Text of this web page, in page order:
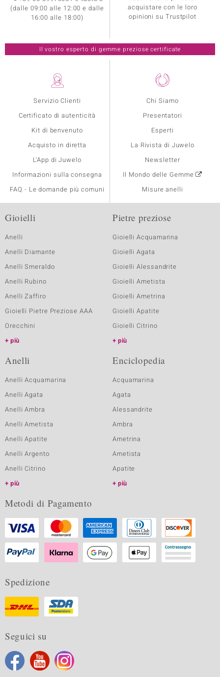
Servizio Clienti
Certificato di autenticità
Kit di benvenuto
Acquisto in diretta
L'App di Juwelo
Informazioni sulla consegna
FAQ - Le domande più comuni
Chi Siamo
Presentatori
Esperti
La Rivista di Juwelo
Newsletter
Il Mondo delle Gemme
Misure anelli
(dalle 09:00 alle 12:00 e dalle
16:00 alle 18:00)
acquistare con le loro
opinioni su Trustpilot
Il vostro esperto di gemme preziose certificate
Gioielli
Anelli
Anelli Diamante
Anelli Smeraldo
Anelli Rubino
Anelli Zaffiro
Gioielli Pietre Preziose AAA
Orecchini
più
Pietre preziose
Gioielli Acquamarina
Gioielli Agata
Gioielli Alessandrite
Gioielli Ametista
Gioielli Ametrina
Gioielli Apatite
Gioielli Citrino
più
Anelli
Anelli Acquamarina
Anelli Agata
Anelli Ambra
Anelli Ametista
Anelli Apatite
Anelli Argento
Anelli Citrino
più
Enciclopedia
Acquamarina
Agata
Alessandrite
Ambra
Ametrina
Ametista
Apatite
più
Metodi di Pagamento
Spedizione
Seguici su